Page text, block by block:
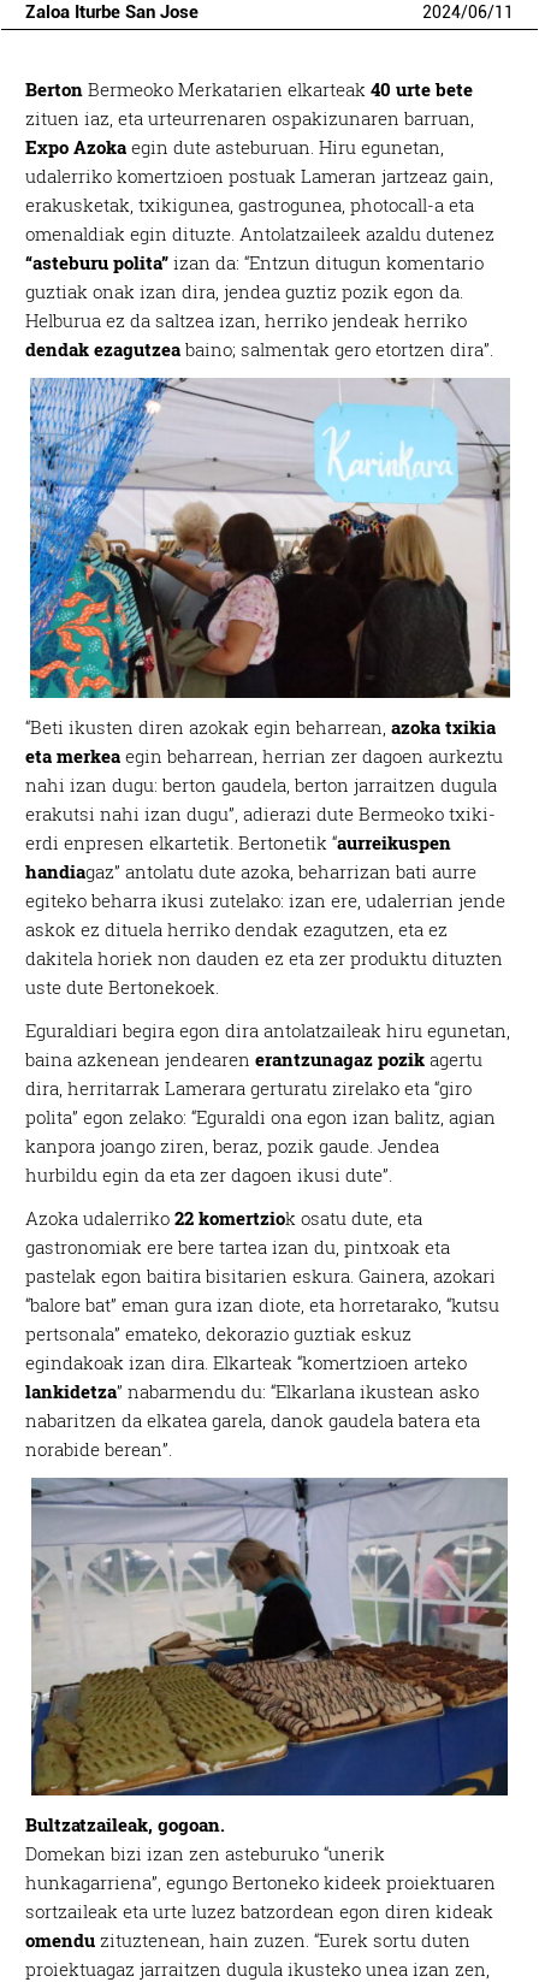
Zaloa Iturbe San Jose 2024/06/11
Berton Bermeoko Merkatarien elkarteak40 urte bete
zituen iaz, eta urteurrenaren ospakizunaren barruan,
Expo Azoka egin dute asteburuan. Hiru egunetan,
udalerriko komertzioen postuak Lameran jartzeaz gain,
erakusketak, txikigunea, gastrogunea, photocall-a eta
omenaldiak egin dituzte. Antolatzaileek azaldu dutenez
“asteburu polita” izan da: “Entzun ditugun komentario
guztiak onak izan dira, jendea guztiz pozik egon da.
Helburua ez da saltzea izan, herriko jendeak herriko
dendak ezagutzea baino; salmentak gero etortzen dira”.
“Beti ikusten diren azokak egin beharrean,azoka txikia
eta merkea egin beharrean, herrian zer dagoen aurkeztu
nahi izan dugu: berton gaudela, berton jarraitzen dugula
erakutsi nahi izan dugu”, adierazi dute Bermeoko txiki-
erdi enpresen elkartetik. Bertonetik “aurreikuspen
handiagaz” antolatu dute azoka, beharrizan bati aurre
egiteko beharra ikusi zutelako: izan ere, udalerrian jende
askok ez dituela herriko dendak ezagutzen, eta ez
dakitela horiek non dauden ez eta zer produktu dituzten
uste dute Bertonekoek.
Eguraldiari begira egon dira antolatzaileak hiru egunetan,
baina azkenean jendearenerantzunagaz pozik agertu
dira, herritarrak Lamerara gerturatu zirelako eta “giro
polita” egon zelako: “Eguraldi ona egon izan balitz, agian
kanpora joango ziren, beraz, pozik gaude. Jendea
hurbildu egin da eta zer dagoen ikusi dute”.
Azoka udalerriko22 komertziok osatu dute, eta
gastronomiak ere bere tartea izan du, pintxoak eta
pastelak egon baitira bisitarien eskura. Gainera, azokari
“balore bat” eman gura izan diote, eta horretarako, “kutsu
pertsonala” emateko, dekorazio guztiak eskuz
egindakoak izan dira. Elkarteak “komertzioen arteko
lankidetza” nabarmendu du: “Elkarlana ikustean asko
nabaritzen da elkatea garela, danok gaudela batera eta
norabide berean”.
Bultzatzaileak, gogoan.
Domekan bizi izan zen asteburuko “unerik
hunkagarriena”, egungo Bertoneko kideek proiektuaren
sortzaileak eta urte luzez batzordean egon diren kideak
omendu zituztenean, hain zuzen. “Eurek sortu duten
proiektuagaz jarraitzen dugula ikusteko unea izan zen,